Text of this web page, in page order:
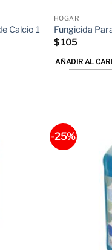
Calcio 1
HOGAR
Fungicida
$105
AÑADIR AL
-25%